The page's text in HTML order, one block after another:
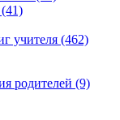
(41)
учителя (462)
родителей (9)